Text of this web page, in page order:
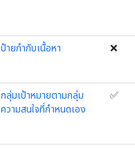
ป้ายกำกับเนื้อหา ❌
กลุ่มเป้าหมายตามกลุ่ม
ความสนใจที่กำหนดเอง
✅